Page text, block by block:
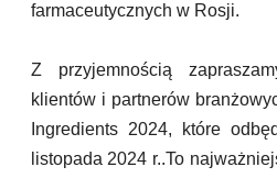
farmaceutycznych w Rosji.
Z przyjemnością
klientów i partnerów
Ingredients 2024, które
listopada 2024 r..To